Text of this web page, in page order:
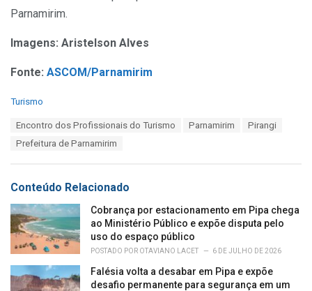
Parnamirim.
Imagens: Aristelson Alves
Fonte: ASCOM/Parnamirim
C
i
e
s
:
Turismo
Encontro dos Profissionais do Turismo Parnamirim
Pirangi
Prefeitura de Parnamirim
Conteúdo Relacionado
Cobrança por estacionamento em Pipa chega
ao Ministério Público e expõe disputa pelo
uso do espaço público
POSTADO POR OTAVIANO LACET 6 DE JULHO DE 2026
Falésia volta a desabar em Pipa e expõe
desafio permanente para segurança em um